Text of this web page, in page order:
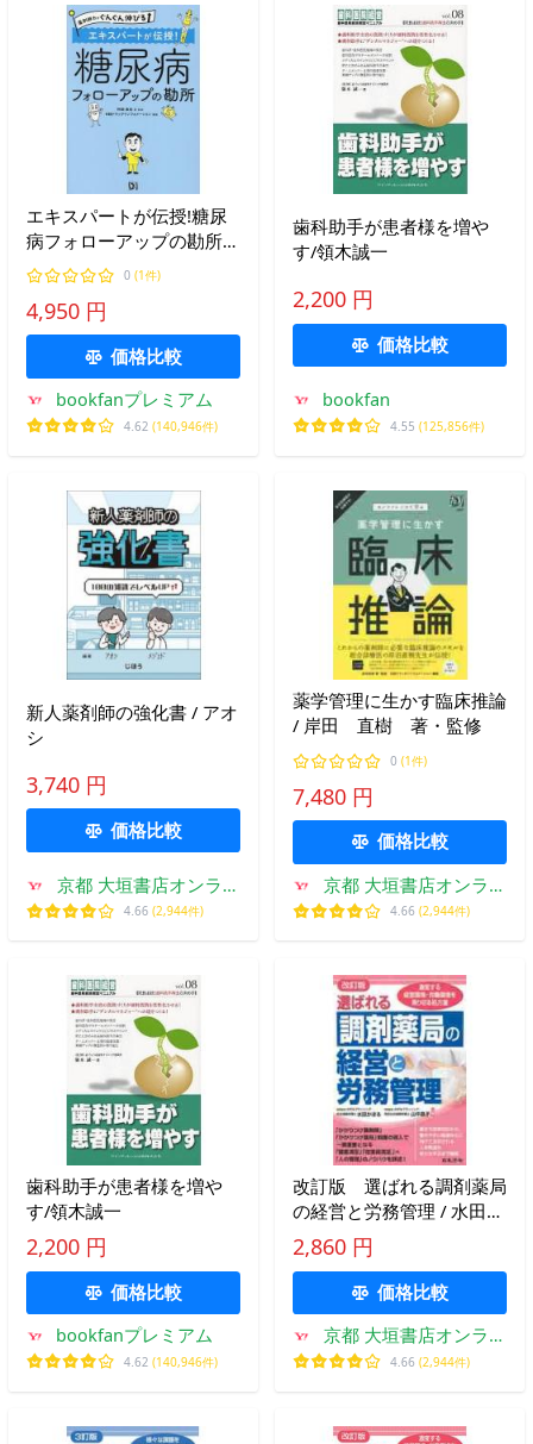
エキスパートが伝授!糖尿
病フォローアップの勘所/
阿部真也/・監修日経ドラ
ッグインフォメーション
0 (1件)
4,950 円
価格比較
bookfanプレミアム
4.62 (140,946件)
歯科助手が患者様を増や
す/領木誠一
2,200 円
価格比較
bookfan
4.55 (125,856件)
新人薬剤師の強化書 / アオ
シ
3,740 円
価格比較
京都 大垣書店オンライ
ン
4.66 (2,944件)
薬学管理に生かす臨床推論
/ 岸田 直樹 著・監修
0 (1件)
7,480 円
価格比較
京都 大垣書店オンライ
ン
4.66 (2,944件)
歯科助手が患者様を増や
す/領木誠一
2,200 円
価格比較
bookfanプレミアム
4.62 (140,946件)
改訂版 選ばれる調剤薬局
の経営と労務管理 / 水田
かほる 著
2,860 円
価格比較
京都 大垣書店オンライ
ン
4.66 (2,944件)